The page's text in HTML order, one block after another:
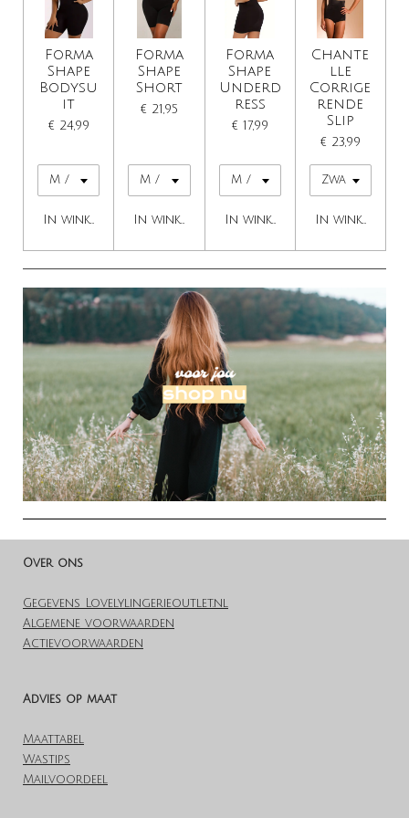
Forma
Shape
Bodysu
it
€ 24,99
In winkelwagen
Forma
Shape
Short
€ 21,95
In winkelwagen
Forma
Shape
Underd
ress
€ 17,99
In winkelwagen
Chante
lle
Corrige
rende
Slip
€ 23,99
In
Over ons
Gegevens Lovelylingerieoutlet.nl
Algemene voorwaarden
Actievoorwaarden
Advies op maat
Maattabel
Wastips
Mailvoordeel